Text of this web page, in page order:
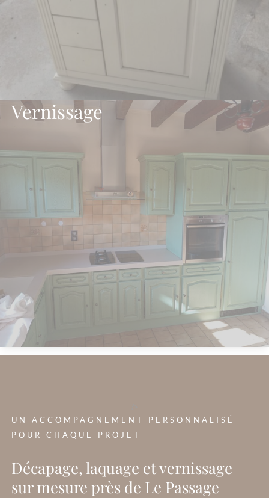
Vernissage
UN ACCOMPAGNEMENT PERSONNALISÉ
POUR CHAQUE PROJET
Décapage, laquage et vernissage
sur mesure près de Le Passage